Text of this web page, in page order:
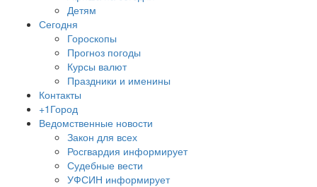
Детям
Сегодня
Гороскопы
Прогноз погоды
Курсы валют
Праздники и именины
Контакты
+1Город
Ведомственные новости
Закон для всех
Росгвардия информирует
Судебные вести
УФСИН информирует